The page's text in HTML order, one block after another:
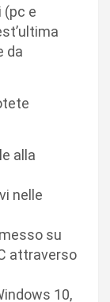
(pc e
da
alla
nelle
su
attraverso
10,